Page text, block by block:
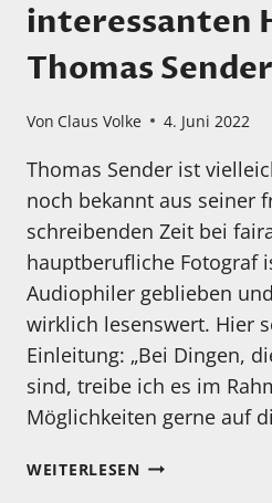
interessanten
Thomas Sender
Von Claus Volke 4. Juni 2022
Thomas Sender ist
noch bekannt aus seiner
schreibenden Zeit bei
hauptberufliche Fotograf
Audiophiler geblieben
wirklich lesenswert. Hier
Einleitung: „Bei Dingen,
sind, treibe ich es im
Möglichkeiten gerne auf
WEITERLESENEIN